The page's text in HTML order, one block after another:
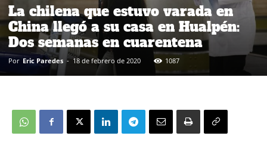
La chilena que estuvo varada en
China llegó a su casa en Hualpén:
Dos semanas en cuarentena
Por Eric Paredes - 18 de febrero de 2020 1087